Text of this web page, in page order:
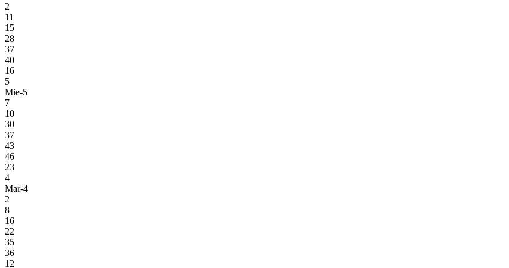
2
11
15
28
37
40
16
5
Mie-5
7
10
30
37
43
46
23
4
Mar-4
2
8
16
22
35
36
12